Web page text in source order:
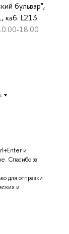
бульвар",
каб. L213
18.00
и
Спасибо за
для отправки
и